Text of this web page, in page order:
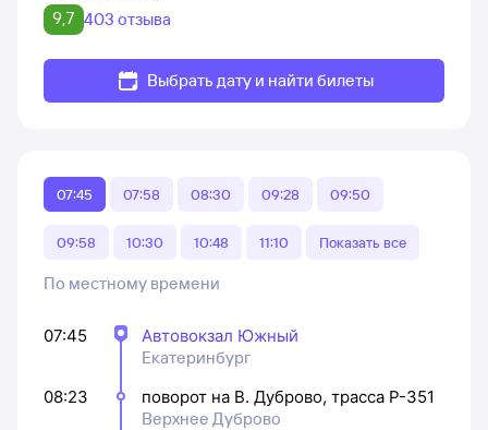
9,7 403 отзыва
Выбрать дату и найти билеты
07:45 07:58 08:30 09:28 09:50
09:58 10:30 10:48 11:10 Показать все
По местному времени
07:45
Автовокзал Южный
Екатеринбург
08:23
поворот на В. Дуброво, трасса Р-351
Верхнее Дуброво